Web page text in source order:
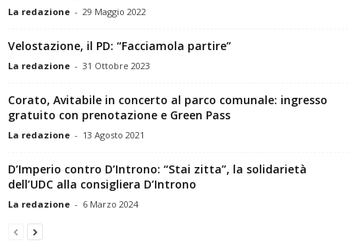
La redazione - 29 Maggio 2022
Velostazione, il PD: “Facciamola partire”
La redazione - 31 Ottobre 2023
Corato, Avitabile in concerto al parco comunale: ingresso
gratuito con prenotazione e Green Pass
La redazione - 13 Agosto 2021
D’Imperio contro D’Introno: “Stai zitta”, la solidarietà
dell’UDC alla consigliera D’Introno
La redazione - 6 Marzo 2024